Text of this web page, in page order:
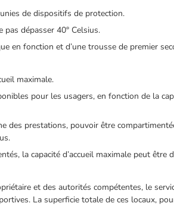
de dispositifs de protection.
dépasser 40° Celsius.
en fonction et d’une trousse de premier
maximale.
pour les usagers, en fonction de la
des prestations, pouvoir être
la capacité d’accueil maximale peut être
et des autorités compétentes, le
La superficie totale de ces locaux,